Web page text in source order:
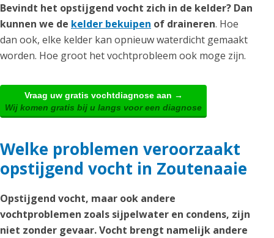
Bevindt het opstijgend vocht zich in de kelder? Dan
kunnen we de kelder bekuipen of draineren. Hoe
dan ook, elke kelder kan opnieuw waterdicht gemaakt
worden. Hoe groot het vochtprobleem ook moge zijn.
Vraag uw gratis vochtdiagnose aan →
Wij komen gratis bij u langs voor een diagnose
Welke problemen veroorzaakt
opstijgend vocht in Zoutenaaie
Opstijgend vocht, maar ook andere
vochtproblemen zoals sijpelwater en condens, zijn
niet zonder gevaar. Vocht brengt namelijk andere